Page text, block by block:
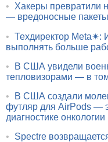
•
Хакеры превратили
— вредоносные
• Техдиректор Meta✴:
выполнять больше
•
В США увидели
тепловизорами — в
•
В США создали
футляр для AirPods —
диагностике онкологии
•
Spectre